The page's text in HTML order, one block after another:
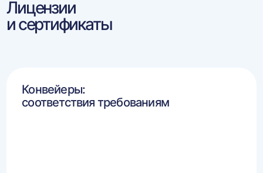
Лицензии
и сертификаты
Конвейеры:
соответствия требованиям